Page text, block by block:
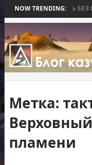
NOW TRENDING:
ЗАКОНЧИЛАСЬ БЕЗ
Метка:
пламени